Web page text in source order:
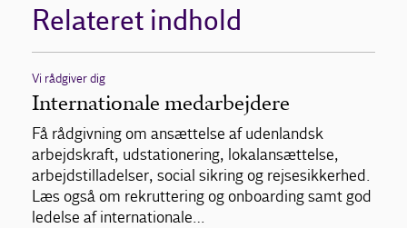
Relateret indhold
Vi rådgiver dig
Internationale medarbejdere
Få rådgivning om ansættelse af udenlandsk
arbejdskraft, udstationering, lokalansættelse,
arbejdstilladelser, social sikring og rejsesikkerhed.
Læs også om rekruttering og onboarding samt god
ledelse af internationale…